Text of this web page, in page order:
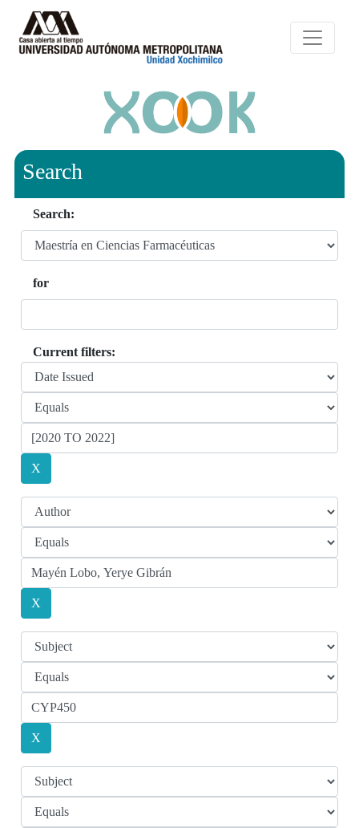
Search
Search:
for
Current filters: